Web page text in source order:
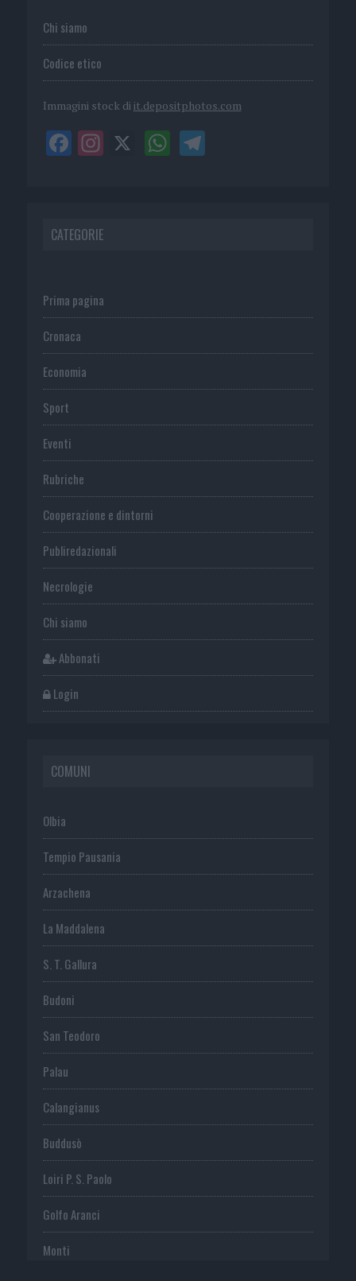
Chi siamo
Codice etico
Immagini stock di it.depositphotos.com
CATEGORIE
Prima pagina
Cronaca
Economia
Sport
Eventi
Rubriche
Cooperazione e dintorni
Publiredazionali
Necrologie
Chi siamo
Abbonati
Login
COMUNI
Olbia
Tempio Pausania
Arzachena
La Maddalena
S. T. Gallura
Budoni
San Teodoro
Palau
Calangianus
Buddusò
Loiri P. S. Paolo
Golfo Aranci
Monti